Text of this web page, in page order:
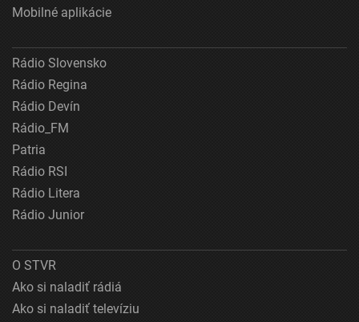
Mobilné aplikácie
Rádio Slovensko
Rádio Regina
Rádio Devín
Rádio_FM
Patria
Rádio RSI
Rádio Litera
Rádio Junior
O STVR
Ako si naladiť rádiá
Ako si naladiť televíziu